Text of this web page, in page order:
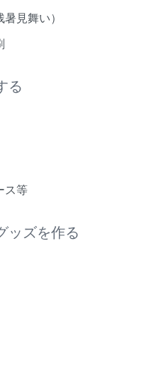
見舞い）
る
ス等
ッズを作る